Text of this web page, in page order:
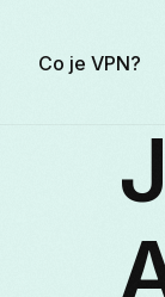
Co je VPN?